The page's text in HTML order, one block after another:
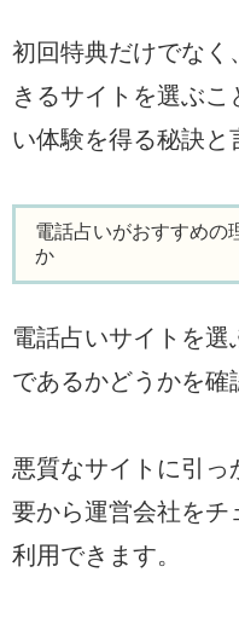
初回特典だけでなく
きるサイトを選ぶ
い体験を得る秘訣と
電話占いがおすすめの
か
電話占いサイトを
であるかどうかを確
悪質なサイトに引
要から運営会社をチ
利用できます。